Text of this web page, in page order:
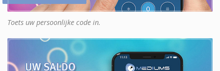
Toets uw persoonlijke code in.